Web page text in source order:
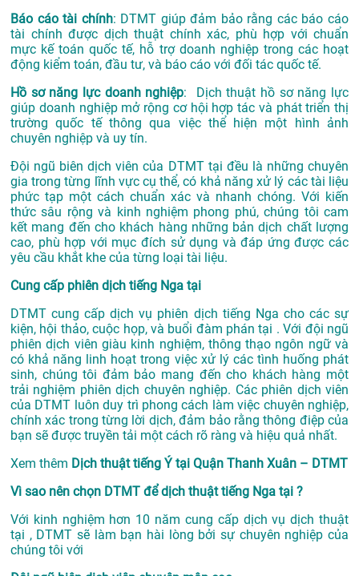
Báo cáo tài chính: DTMT giúp đảm bảo rằng các báo cáo
tài chính được dịch thuật chính xác, phù hợp với chuẩn
mực kế toán quốc tế, hỗ trợ doanh nghiệp trong các hoạt
động kiểm toán, đầu tư, và báo cáo với đối tác quốc tế.
Hồ sơ năng lực doanh nghiệp: Dịch thuật hồ sơ năng lực
giúp doanh nghiệp mở rộng cơ hội hợp tác và phát triển thị
trường quốc tế thông qua việc thể hiện một hình ảnh
chuyên nghiệp và uy tín.
Đội ngũ biên dịch viên của DTMT tại đều là những chuyên
gia trong từng lĩnh vực cụ thể, có khả năng xử lý các tài liệu
phức tạp một cách chuẩn xác và nhanh chóng. Với kiến
thức sâu rộng và kinh nghiệm phong phú, chúng tôi cam
kết mang đến cho khách hàng những bản dịch chất lượng
cao, phù hợp với mục đích sử dụng và đáp ứng được các
yêu cầu khắt khe của từng loại tài liệu.
Cung cấp phiên dịch tiếng Nga tại
DTMT cung cấp dịch vụ phiên dịch tiếng Nga cho các sự
kiện, hội thảo, cuộc họp, và buổi đàm phán tại . Với đội ngũ
phiên dịch viên giàu kinh nghiệm, thông thạo ngôn ngữ và
có khả năng linh hoạt trong việc xử lý các tình huống phát
sinh, chúng tôi đảm bảo mang đến cho khách hàng một
trải nghiệm phiên dịch chuyên nghiệp. Các phiên dịch viên
của DTMT luôn duy trì phong cách làm việc chuyên nghiệp,
chính xác trong từng lời dịch, đảm bảo rằng thông điệp của
bạn sẽ được truyền tải một cách rõ ràng và hiệu quả nhất.
Xem thêm Dịch thuật tiếng Ý tại Quận Thanh Xuân – DTMT
Vì sao nên chọn DTMT để dịch thuật tiếng Nga tại ?
Với kinh nghiệm hơn 10 năm cung cấp dịch vụdịch thuật
tại , DTMT sẽ làm bạn hài lòng bởi sự chuyên nghiệp của
chúng tôi với